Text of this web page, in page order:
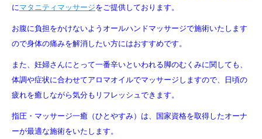
にマタニティマッサージをご提供しております。
お腹に負担をかけないようオールハンドマッサージで施術いたします
ので身体の痛みを解消したい方にはおすすめです。
また、妊婦さんにとって一番辛いといわれる脚のむくみに関しても、
体調や症状に合わせてアロマオイルでマッサージしますので、
日頃の
疲れを癒しながら気分もリフレッシュできます。
指圧・マッサージ一癒（ひとやすみ）は、国家資格を取得したオーナ
ーが最適な施術をいたします。